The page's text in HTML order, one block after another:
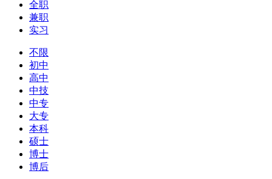
全职
兼职
实习
不限
初中
高中
中技
中专
大专
本科
硕士
博士
博后